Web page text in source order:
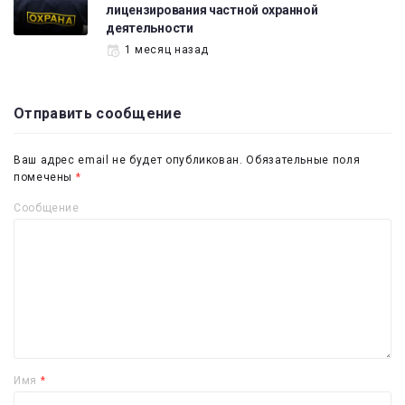
лицензирования частной охранной
деятельности
1 месяц назад
Отправить сообщение
Ваш адрес email не будет опубликован. Обязательные поля
помечены *
Сообщение
Имя *